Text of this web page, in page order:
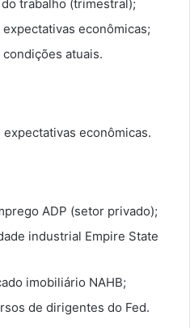
trabalho (trimestral);
econômicas;
condições atuais.
econômicas.
ADP (setor privado);
industrial Empire State
imobiliário NAHB;
de dirigentes do Fed.